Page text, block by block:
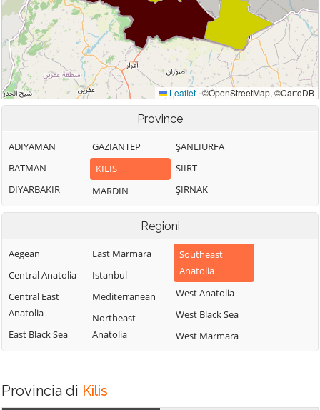
Province
ADIYAMAN
BATMAN
DIYARBAKIR
GAZIANTEP
KILIS
MARDIN
ŞANLIURFA
SIIRT
ŞIRNAK
Regioni
Aegean
Central Anatolia
Central East
Anatolia
East Black Sea
East Marmara
Istanbul
Mediterranean
Northeast
Anatolia
Southeast
Anatolia
West Anatolia
West Black Sea
West Marmara
Provincia di Kilis